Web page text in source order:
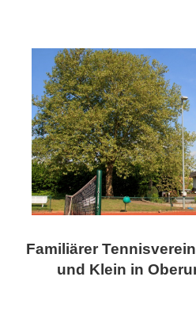
Familiärer
und Klein in